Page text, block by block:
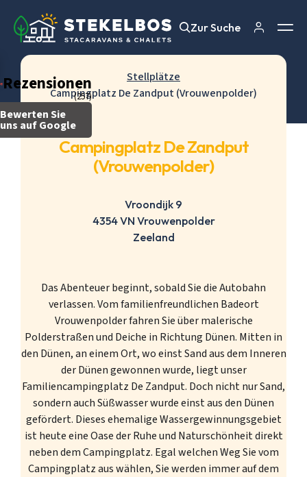
Rezensionen
(257)
Bewerten Sie
uns auf Google
Zur Suche
Zur Suche
Stellplätze
Campingplatz De Zandput (Vrouwenpolder)
Campingplatz De Zandput
(Vrouwenpolder)
Vroondijk 9
4354 VN Vrouwenpolder
Zeeland
Das Abenteuer beginnt, sobald Sie die Autobahn
verlassen. Vom familienfreundlichen Badeort
Vrouwenpolder fahren Sie über malerische
Polderstraßen und Deiche in Richtung Dünen. Mitten in
den Dünen, an einem Ort, wo einst Sand aus dem Inneren
der Dünen gewonnen wurde, liegt unser
Familiencampingplatz De Zandput. Doch nicht nur Sand,
sondern auch Süßwasser wurde einst aus den Dünen
gefördert. Dieses ehemalige Wassergewinnungsgebiet
ist heute eine Oase der Ruhe und Naturschönheit direkt
neben dem Campingplatz. Egal welchen Weg Sie vom
Campingplatz aus wählen, Sie werden immer auf dem